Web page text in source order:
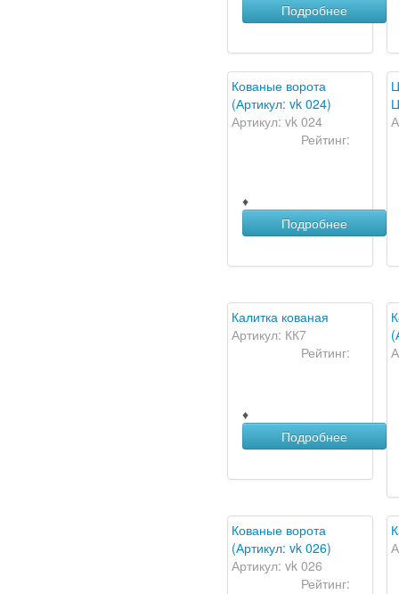
Подробнее
Кованые ворота
(Артикул: vk 024)
Артикул: vk 024
Рейтинг:
♦
Подробнее
Калитка кованая
Артикул: КК7
Рейтинг:
♦
Подробнее
Кованые ворота
(Артикул: vk 026)
Артикул: vk 026
Рейтинг: